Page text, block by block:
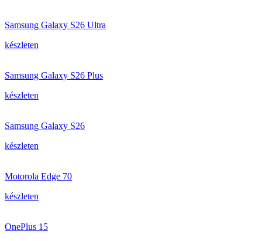
Samsung Galaxy S26 Ultra
készleten
Samsung Galaxy S26 Plus
készleten
Samsung Galaxy S26
készleten
Motorola Edge 70
készleten
OnePlus 15